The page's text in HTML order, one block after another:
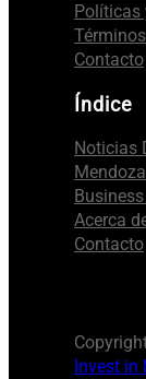
Políticas
Contacto
Índice
Noticias
Acerca
Contacto
Invest